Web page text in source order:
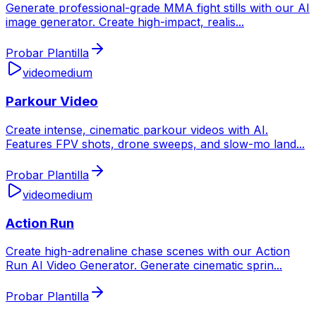
Generate professional-grade MMA fight stills with our AI
image generator. Create high-impact, realis...
Probar Plantilla
videomedium
Parkour Video
Create intense, cinematic parkour videos with AI.
Features FPV shots, drone sweeps, and slow-mo land...
Probar Plantilla
videomedium
Action Run
Create high-adrenaline chase scenes with our Action
Run AI Video Generator. Generate cinematic sprin...
Probar Plantilla